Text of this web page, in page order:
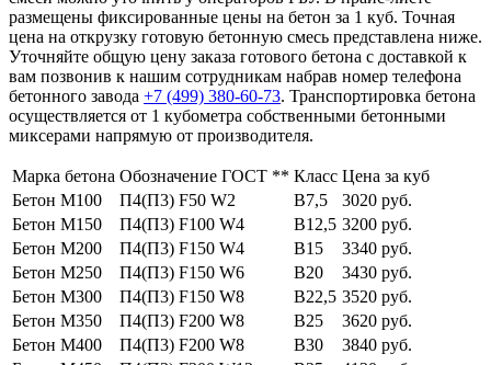
размещены фиксированные цены на бетон за 1 куб. Точная
цена на открузку готовую бетонную смесь представлена ниже.
Уточняйте общую цену заказа готового бетона с доставкой к
вам позвонив к нашим сотрудникам набрав номер телефона
бетонного завода +7 (499) 380-60-73. Транспортировка бетона
осуществляется от 1 кубометра собственными бетонными
миксерами напрямую от производителя.
Марка бетона Обозначение ГОСТ ** Класс Цена за куб
Бетон М100
П4(П3) F50 W2 В7,5
3020 руб.
Бетон М150
П4(П3) F100 W4 В12,5 3200 руб.
Бетон М200
П4(П3) F150 W4 В15
3340 руб.
Бетон М250
П4(П3) F150 W6 В20
3430 руб.
Бетон М300
П4(П3) F150 W8 В22,5 3520 руб.
Бетон М350
П4(П3) F200 W8 В25
3620 руб.
Бетон М400
П4(П3) F200 W8 В30
3840 руб.